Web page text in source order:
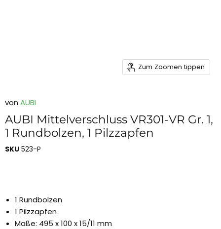
Zum Zoomen tippen
von AUBI
AUBI Mittelverschluss VR301-VR Gr. 1,
1 Rundbolzen, 1 Pilzzapfen
SKU 523-P
1 Rundbolzen
1 Pilzzapfen
Maße: 495 x 100 x 15/11 mm